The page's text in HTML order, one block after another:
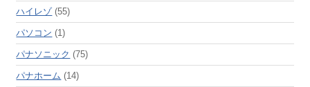
ハイレゾ(55)
パソコン (1)
パナソニック (75)
パナホーム (14)